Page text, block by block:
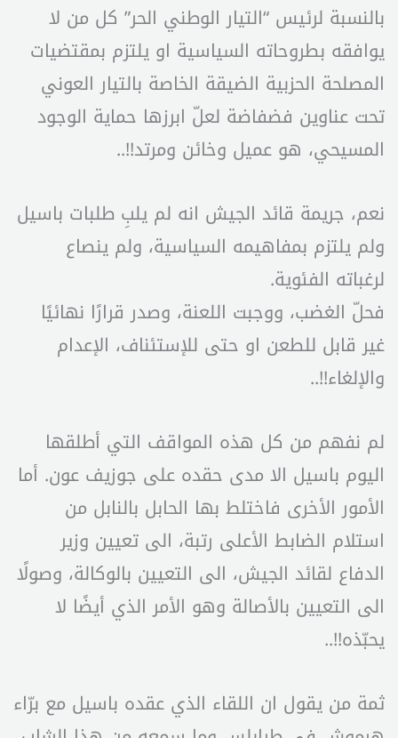
بالنسبة لرئيس “التيار الوطني الحر” كل من لا
يوافقه بطروحاته السياسية او يلتزم بمقتضيات
المصلحة الحزبية الضيقة الخاصة بالتيار العوني
تحت عناوين فضفاضة لعلّ ابرزها حماية الوجود
المسيحي، هو عميل وخائن ومرتد!!..
نعم، جريمة قائد الجيش انه لم يلبِ طلبات باسيل
ولم يلتزم بمفاهيمه السياسية، ولم ينصاع
لرغباته الفئوية.
فحلّ الغضب، ووجبت اللعنة، وصدر قرارًا نهائيًا
غير قابل للطعن او حتى للإستئناف، الإعدام
والإلغاء!!..
لم نفهم من كل هذه المواقف التي أطلقها
اليوم باسيل الا مدى حقده على جوزيف عون. أما
الأمور الأخرى فاختلط بها الحابل بالنابل من
استلام الضابط الأعلى رتبة، الى تعيين وزير
الدفاع لقائد الجيش، الى التعيين بالوكالة، وصولًا
الى التعيين بالأصالة وهو الأمر الذي أيضًا لا
يحبّذه!!..
ثمة من يقول ان اللقاء الذي عقده باسيل مع برّاء